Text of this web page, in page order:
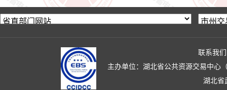
联系我们
主办单位：湖北省公共资源交易中心
湖北省